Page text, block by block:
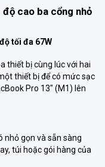
cao ba cổng nhỏ
tối đa 67W
thiết bị cùng lúc với hai
thiết bị để có mức sạc
Pro 13″ (M1) lên
nhỏ gọn và sẵn sàng
túi hoặc gói hàng của